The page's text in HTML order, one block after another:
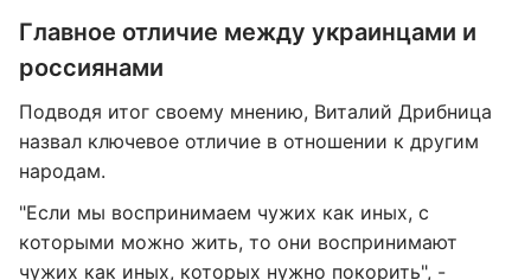
Главное отличие между украинцами и
россиянами
Подводя итог своему мнению, Виталий Дрибница
назвал ключевое отличие в отношении к другим
народам.
"Если мы воспринимаем чужих как иных, с
которыми можно жить, то они воспринимают
чужих как иных, которых нужно покорить", -